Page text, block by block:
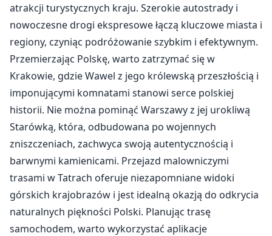
atrakcji turystycznych kraju. Szerokie autostrady i
nowoczesne drogi ekspresowe łączą kluczowe miasta i
regiony, czyniąc podróżowanie szybkim i efektywnym.
Przemierzając Polskę, warto zatrzymać się w
Krakowie, gdzie Wawel z jego królewską przeszłością i
imponującymi komnatami stanowi serce polskiej
historii. Nie można pominąć Warszawy z jej urokliwą
Starówką, która, odbudowana po wojennych
zniszczeniach, zachwyca swoją autentycznością i
barwnymi kamienicami. Przejazd malowniczymi
trasami w Tatrach oferuje niezapomniane widoki
górskich krajobrazów i jest idealną okazją do odkrycia
naturalnych piękności Polski. Planując trasę
samochodem, warto wykorzystać aplikacje